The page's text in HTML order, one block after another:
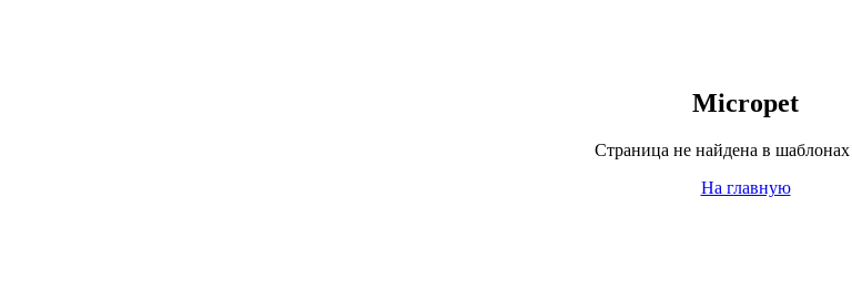
Micropet
Страница не найдена в
На главную